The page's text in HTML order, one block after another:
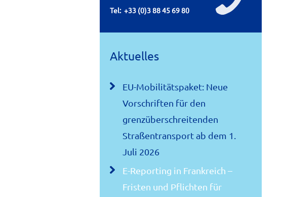
Tel: +33 (0)3 88 45 69 80
Aktuelles
EU-Mobilitätspaket: Neue
Vorschriften für den
grenzüberschreitenden
Straßentransport ab dem 1.
Juli 2026
E-Reporting in Frankreich –
Fristen und Pflichten für